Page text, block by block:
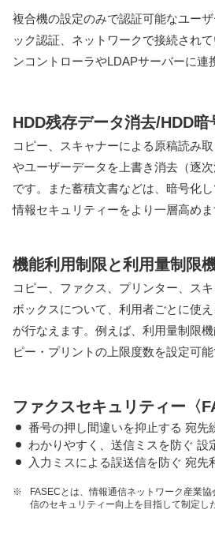
複合機の設定のみで認証可能なユー
ック認証、ネットワークで接続され
ンコントローラやLDAPサーバーに連
HDD残存データ消去/HDD暗
コピー、スキャナーによる原稿読み
やユーザーデータを上書き消去（逐
です。また蓄積文書などは、暗号化し
情報セキュリティーをより一層高めま
機能利用制限と利用量制限
コピー、ファクス、プリンター、ス
ボックスについて、利用者ごとに使
が行なえます。例えば、利用量制限
ピー・プリントの上限度数を設定可能
ファクスセキュリティー〈
番号の押し間違いを抑止する 宛先
わかりやすく、送信ミスを防ぐ 設
入力ミスによる誤送信を防ぐ 宛先
※
FASECとは、情報通信ネットワーク産業
信のセキュリティー向上を目指して制定し